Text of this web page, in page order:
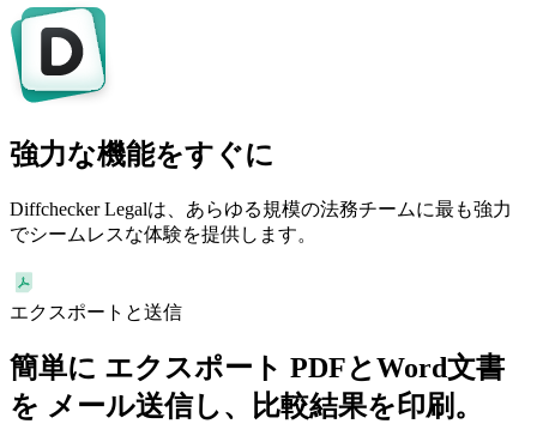
強力な機能をすぐに
Diffchecker Legalは、あらゆる規模の法務チームに最も強力
でシームレスな体験を提供します。
エクスポートと送信
簡単に エクスポート PDFとWord文書
を メール送信し、比較結果を印刷。